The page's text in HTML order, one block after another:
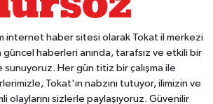
internet haber sitesi olarak Tokat il merkezi
haberleri anında, tarafsız ve etkili bir
Her gün titiz bir çalışma ile
Tokat'ın nabzını tutuyor, ilimizin ve
olaylarını sizlerle paylaşıyoruz. Güvenilir